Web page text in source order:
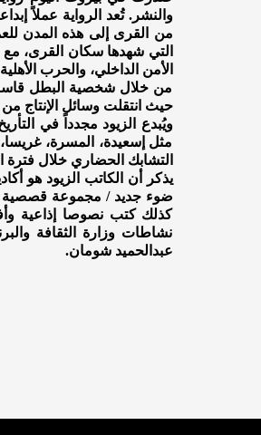
والنشر. تُعد الرواية عملاً
من القرى إلى هذه المدن
الأمن الداخلي، والحرب
من خلال شخصية البطل
حيث انتقلت وسائل الإنتاج من
ويُبدع الزيود مجدداً في
مثل إسعيدة، المسرة،
التشابك الحضاري خلال فترة
يذكر أن الكاتب الزيود هو
كذلك كتب نصوصا إذاعية
نشاطات وزارة الثقافة
عبدالحميد شومان.